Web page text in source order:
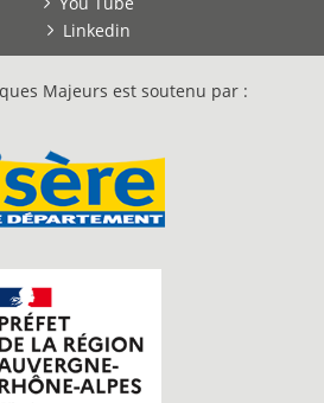
Linkedin
Majeurs est soutenu par :